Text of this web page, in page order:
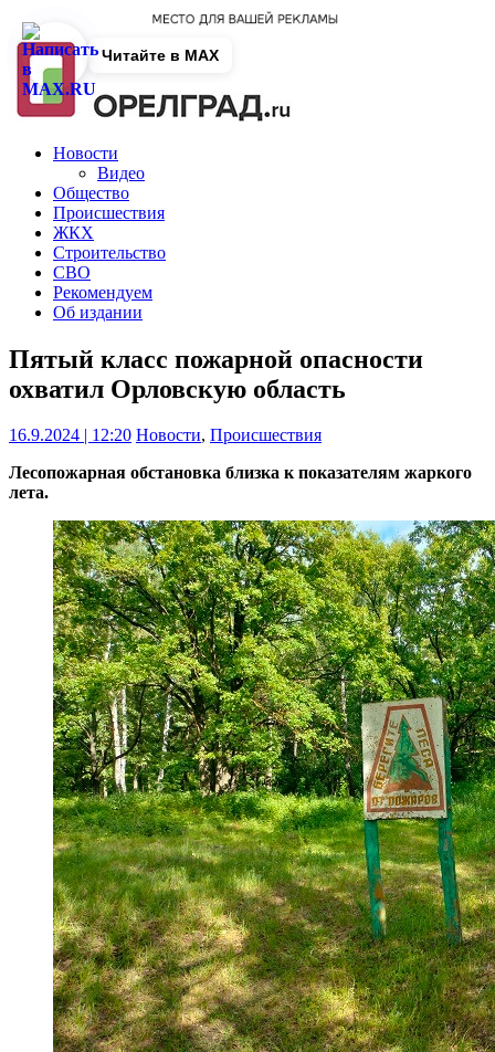
Новости
Видео
Общество
Происшествия
ЖКХ
Строительство
СВО
Рекомендуем
Об издании
Пятый класс пожарной опасности
охватил Орловскую область
16.9.2024 | 12:20 Новости, Происшествия
Лесопожарная обстановка близка к показателям жаркого
лета.
Читайте в MAX